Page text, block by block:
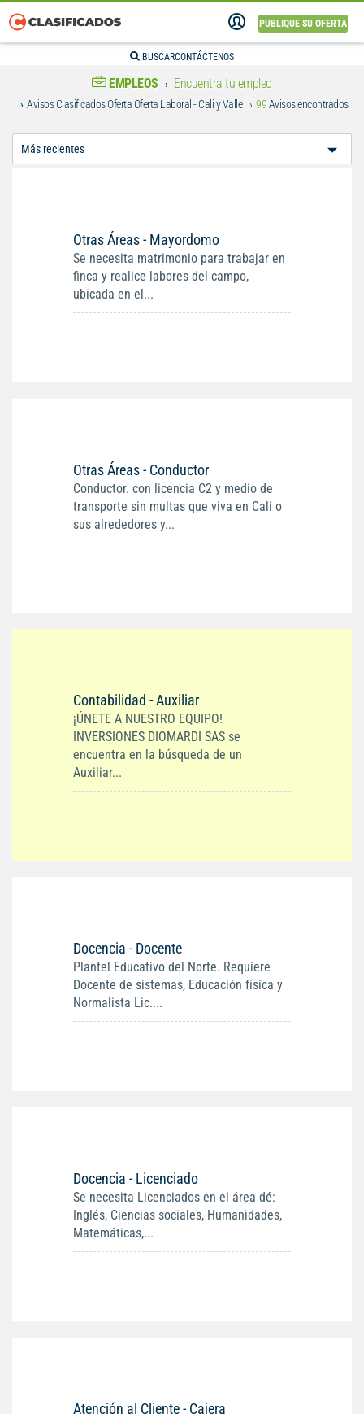
PUBLIQUE SU OFERTA
BUSCARCONTÁCTENOS
EMPLEOS Encuentra tu empleo
Avisos Clasificados Oferta Oferta Laboral - Cali y Valle 99Avisos encontrados
Otras Áreas - Mayordomo
Se necesita matrimonio para trabajar en
finca y realice labores del campo,
ubicada en el...
Otras Áreas - Conductor
Conductor. con licencia C2 y medio de
transporte sin multas que viva en Cali o
sus alrededores y...
Contabilidad - Auxiliar
¡ÚNETE A NUESTRO EQUIPO!
INVERSIONES DIOMARDI SAS se
encuentra en la búsqueda de un
Auxiliar...
Docencia - Docente
Plantel Educativo del Norte. Requiere
Docente de sistemas, Educación física y
Normalista Lic....
Docencia - Licenciado
Se necesita Licenciados en el área dé:
Inglés, Ciencias sociales, Humanidades,
Matemáticas,...
Atención al Cliente - Cajera